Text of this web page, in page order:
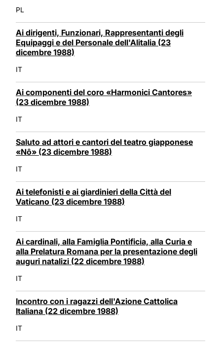
PL
Ai dirigenti, Funzionari, Rappresentanti degli
Equipaggi e del Personale dell'Alitalia (23
dicembre 1988)
IT
Ai componenti del coro «Harmonici Cantores»
(23 dicembre 1988)
IT
Saluto ad attori e cantori del teatro giapponese
«Nô» (23 dicembre 1988)
IT
Ai telefonisti e ai giardinieri della Città del
Vaticano (23 dicembre 1988)
IT
Ai cardinali, alla Famiglia Pontificia, alla Curia e
alla Prelatura Romana per la presentazione degli
auguri natalizi (22 dicembre 1988)
IT
Incontro con i ragazzi dell'Azione Cattolica
Italiana (22 dicembre 1988)
IT